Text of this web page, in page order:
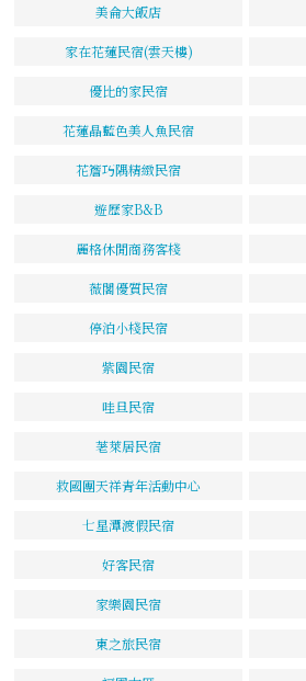
美侖大飯店
家在花蓮民宿(雲天樓)
優比的家民宿
花蓮晶藍色美人魚民宿
花簷巧隅精緻民宿
遊歷家B&B
麗格休閒商務客棧
薇閣優質民宿
停泊小棧民宿
紫園民宿
哇旦民宿
荖萊居民宿
救國團天祥青年活動中心
七星潭渡假民宿
好客民宿
家樂園民宿
東之旅民宿